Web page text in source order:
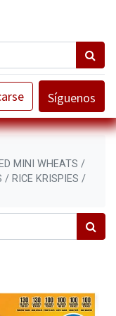
Síguenos
MINI WHEATS /
/ RICE KRISPIES /